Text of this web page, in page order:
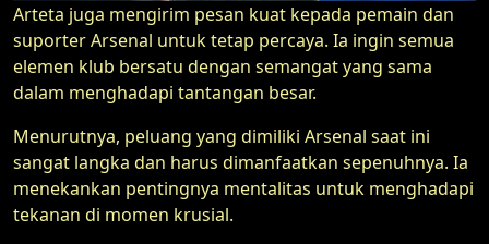
Arteta juga mengirim pesan kuat kepada pemain dan
suporter Arsenal untuk tetap percaya. Ia ingin semua
elemen klub bersatu dengan semangat yang sama
dalam menghadapi tantangan besar.
Menurutnya, peluang yang dimiliki Arsenal saat ini
sangat langka dan harus dimanfaatkan sepenuhnya. Ia
menekankan pentingnya mentalitas untuk menghadapi
tekanan di momen krusial.